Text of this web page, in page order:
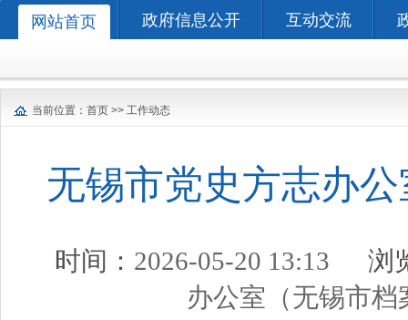
网站首页 政府信息公开 互动交流
当前位置： 首页 >> 工作动态
无锡市党史方志办
时间： 2026-05-20 13:13 浏
办公室（无锡市档